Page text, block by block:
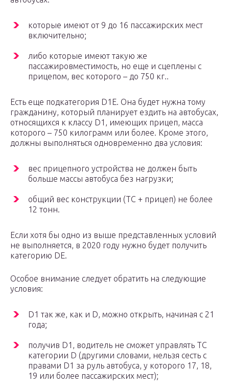
которые имеют от 9 до 16 пассажирских мест
включительно;
либо которые имеют такую же
пассажировместимость, но еще и сцеплены с
прицепом, вес которого – до 750 кг..
Есть еще подкатегория D1E. Она будет нужна тому
гражданину, который планирует ездить на автобусах,
относящихся к классу D1, имеющих прицеп, масса
которого – 750 килограмм или более. Кроме этого,
должны выполняться одновременно два условия:
вес прицепного устройства не должен быть
больше массы автобуса без нагрузки;
общий вес конструкции (ТС + прицеп) не более
12 тонн.
Если хотя бы одно из выше представленных условий
не выполняется, в 2020 году нужно будет получить
категорию DE.
Особое внимание следует обратить на следующие
условия:
D1 так же, как и D, можно открыть, начиная с 21
года;
получив D1, водитель не сможет управлять ТС
категории D (другими словами, нельзя сесть с
правами D1 за руль автобуса, у которого 17, 18,
19 или более пассажирских мест);